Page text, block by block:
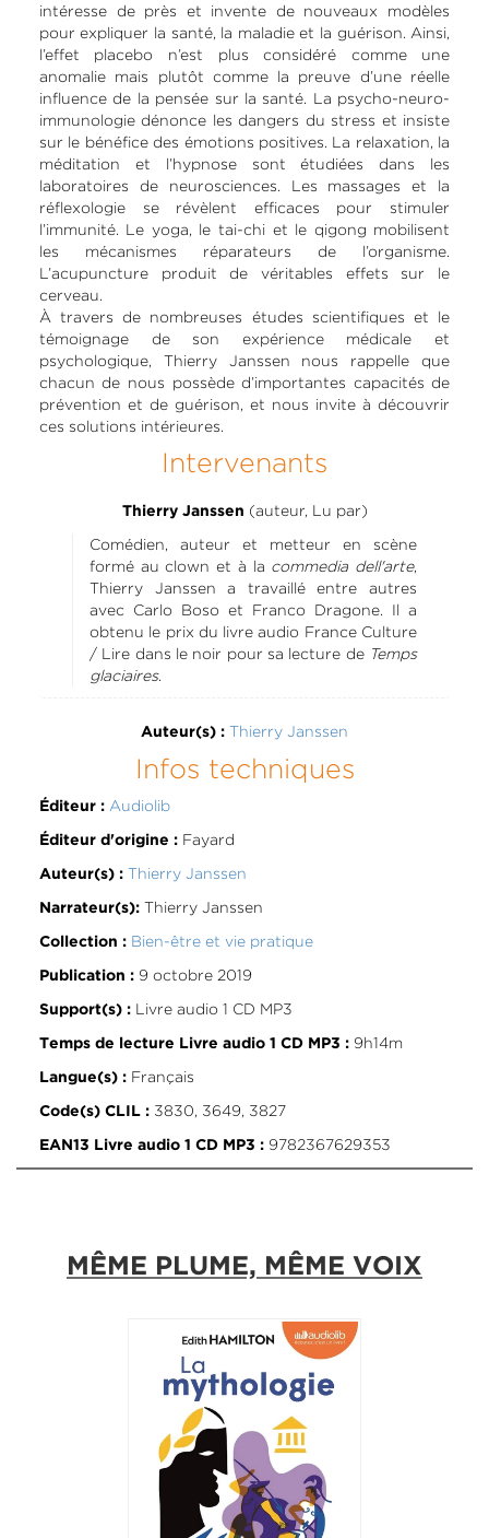
intéresse de près et invente de nouveaux modèles
pour expliquer la santé, la maladie et la guérison. Ainsi,
l’effet placebo n’est plus considéré comme une
anomalie mais plutôt comme la preuve d’une réelle
influence de la pensée sur la santé. La psycho-neuro-
immunologie dénonce les dangers du stress et insiste
sur le bénéfice des émotions positives. La relaxation, la
méditation et l’hypnose sont étudiées dans les
laboratoires de neurosciences. Les massages et la
réflexologie se révèlent efficaces pour stimuler
l’immunité. Le yoga, le tai-chi et le qigong mobilisent
les mécanismes réparateurs de l’organisme.
L’acupuncture produit de véritables effets sur le
cerveau.
À travers de nombreuses études scientifiques et le
témoignage de son expérience médicale et
psychologique, Thierry Janssen nous rappelle que
chacun de nous possède d’importantes capacités de
prévention et de guérison, et nous invite à découvrir
ces solutions intérieures.
Intervenants
Thierry Janssen (auteur, Lu par)
Comédien, auteur et metteur en scène
formé au clown et à la commedia dell'arte,
Thierry Janssen a travaillé entre autres
avec Carlo Boso et Franco Dragone. Il a
obtenu le prix du livre audio France Culture
/ Lire dans le noir pour sa lecture de Temps
glaciaires.
Auteur(s) : Thierry Janssen
Infos techniques
Éditeur : Audiolib
Éditeur d'origine :Fayard
Auteur(s) : Thierry Janssen
Narrateur(s):Thierry Janssen
Collection : Bien-être et vie pratique
Publication :9 octobre 2019
Support(s) :Livre audio 1 CD MP3
Temps de lecture Livre audio 1 CD MP3 :9h14m
Langue(s) :Français
Code(s) CLIL :3830, 3649, 3827
EAN13 Livre audio 1 CD MP3 :9782367629353
MÊME PLUME, MÊME VOIX